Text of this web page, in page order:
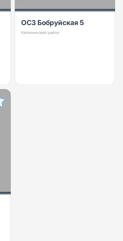
ОСЗ Бобруйская 5
Калининский район